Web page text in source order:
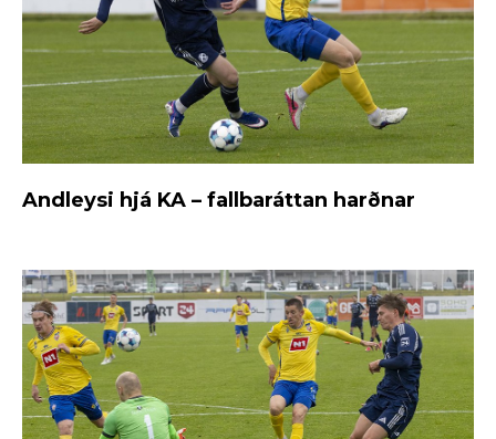
Andleysi hjá KA – fallbaráttan harðnar